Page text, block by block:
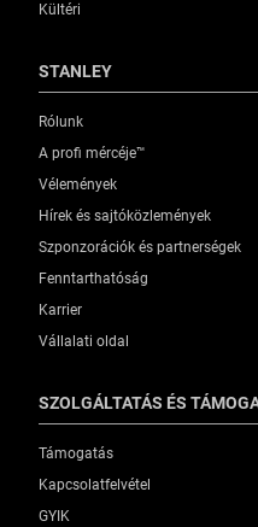
Kültéri
STANLEY
Rólunk
A profi mércéje™
Vélemények
Hírek és sajtóközlemények
Szponzorációk és partnerségek
Fenntarthatóság
Karrier
Vállalati oldal
SZOLGÁLTATÁS ÉS
Támogatás
Kapcsolatfelvétel
GYIK